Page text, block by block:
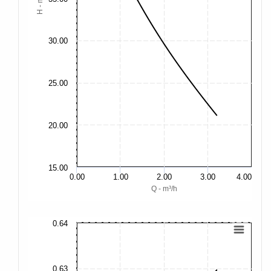
Q - m³/h
H - m
0.00 2.00 4.00
1.00 3.00
15.00
20.00
25.00
30.00
0.63
0.64